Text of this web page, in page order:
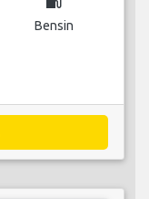
Bensin